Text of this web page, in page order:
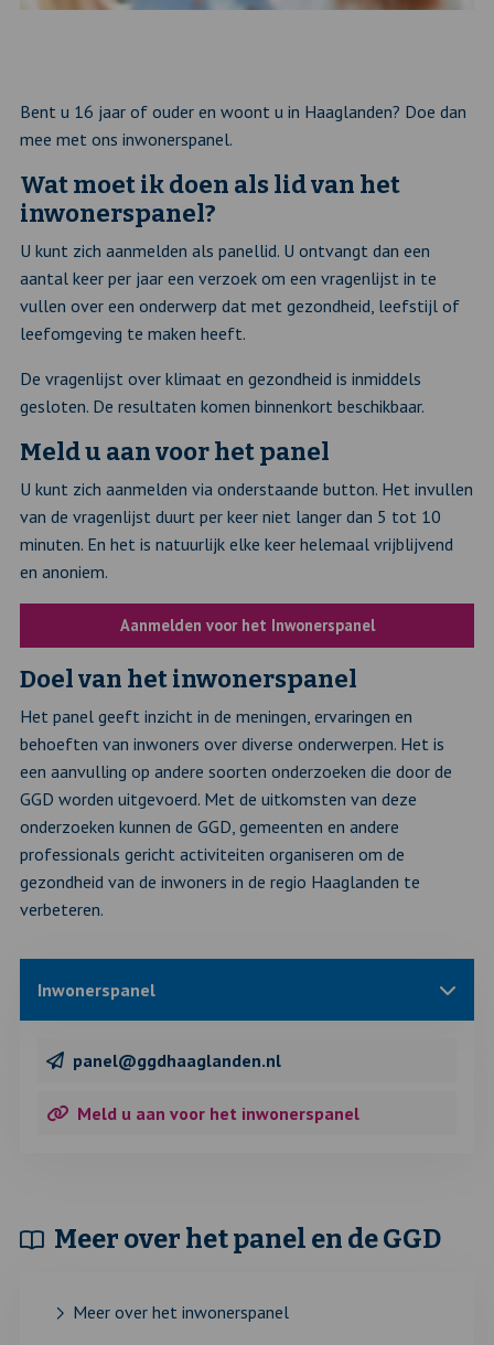
Bent u 16 jaar of ouder en woont u in Haaglanden? Doe dan
mee met ons inwonerspanel.
Wat moet ik doen als lid van het
inwonerspanel?
U kunt zich aanmelden als panellid. U ontvangt dan een
aantal keer per jaar een verzoek om een vragenlijst in te
vullen over een onderwerp dat met gezondheid, leefstijl of
leefomgeving te maken heeft.
De vragenlijst over klimaat en gezondheid is inmiddels
gesloten. De resultaten komen binnenkort beschikbaar.
Meld u aan voor het panel
U kunt zich aanmelden via onderstaande button. Het invullen
van de vragenlijst duurt per keer niet langer dan 5 tot 10
minuten. En het is natuurlijk elke keer helemaal vrijblijvend
en anoniem.
Aanmelden voor het Inwonerspanel
Doel van het inwonerspanel
Het panel geeft inzicht in de meningen, ervaringen en
behoeften van inwoners over diverse onderwerpen. Het is
een aanvulling op andere soorten onderzoeken die door de
GGD worden uitgevoerd. Met de uitkomsten van deze
onderzoeken kunnen de GGD, gemeenten en andere
professionals gericht activiteiten organiseren om de
gezondheid van de inwoners in de regio Haaglanden te
verbeteren.
Sluit
met
over
Inwonerspanel
panel@ggdhaaglanden.nl
Meld u aan voor het inwonerspanel
Meer over het panel en de GGD
Meer over het inwonerspanel